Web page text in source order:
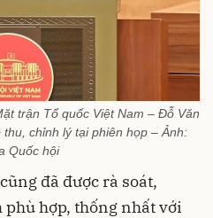
trận Tổ quốc Việt Nam – Đỗ Văn
chỉnh lý tại phiên họp – Ảnh:
Quốc hội
đã được rà soát,
hợp, thống nhất với